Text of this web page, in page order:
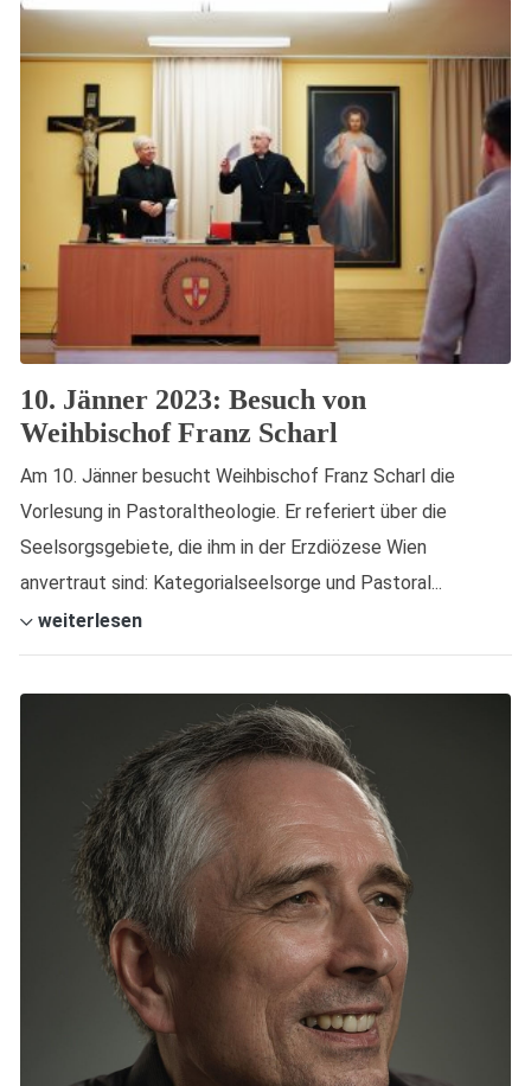
10. Jänner 2023: Besuch von
Weihbischof Franz Scharl
Am 10. Jänner besucht Weihbischof Franz Scharl die
Vorlesung in Pastoraltheologie. Er referiert über die
Seelsorgsgebiete, die ihm in der Erzdiözese Wien
anvertraut sind: Kategorialseelsorge und Pastoral...
weiterlesen